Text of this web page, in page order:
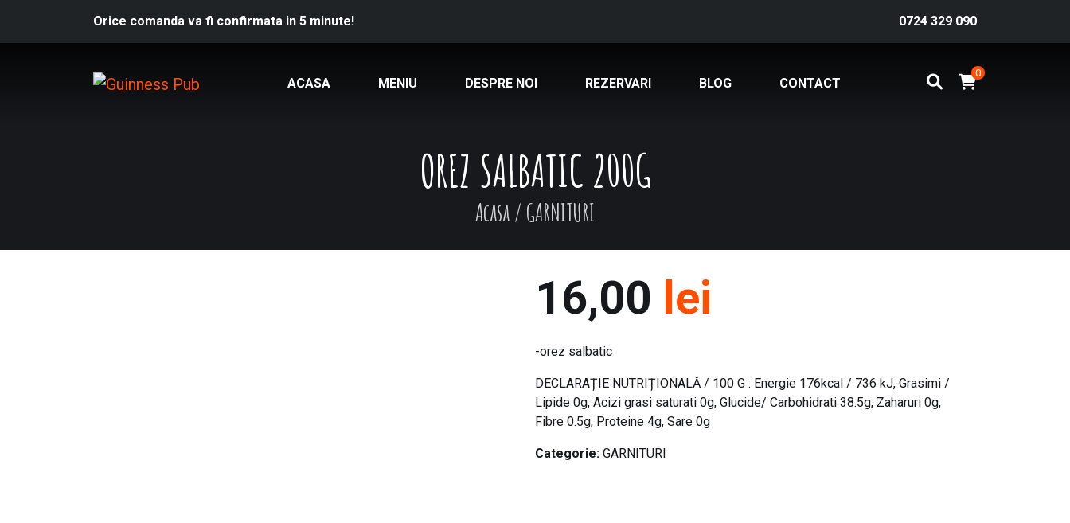
Orice comanda va fi confirmata in 5 minute! 0724 329 090
ACASA MENIU DESPRE NOI REZERVARI BLOG CONTACT
0
OREZ SALBATIC 200G
Acasa/ GARNITURI
16,00 lei
-orez salbatic
DECLARAȚIE NUTRIȚIONALĂ / 100 G : Energie 176kcal / 736 kJ, Grasimi /
Lipide 0g, Acizi grasi saturati 0g, Glucide/ Carbohidrati 38.5g, Zaharuri 0g,
Fibre 0.5g, Proteine 4g, Sare 0g
Categorie: GARNITURI